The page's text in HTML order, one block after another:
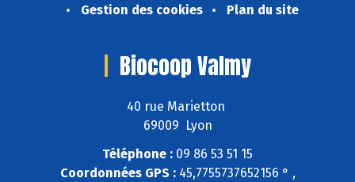
Gestion des cookies
Plan du site
Biocoop Valmy
40 rue Marietton
69009 Lyon
Téléphone : 09 86 53 51 15
Coordonnées GPS :45,7755737652156 ° ,